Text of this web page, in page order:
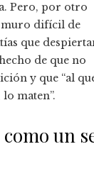
Pero, por otro
muro difícil de
que
de que no
y que “al
maten”.
como un